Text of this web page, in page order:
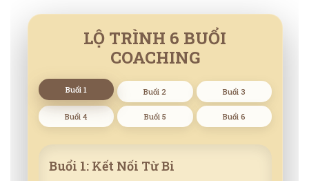
LỘ TRÌNH 6 BUỔI
COACHING
Buổi 1 Buổi 2 Buổi 3
Buổi 4 Buổi 5 Buổi 6
Buổi 1: Kết Nối Từ Bi